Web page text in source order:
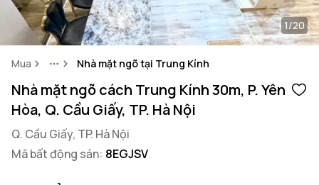
Mua MoreNhà mặt ngõ tại Trung Kính
1/20
Nhà mặt ngõ cách Trung Kính 30m, P. Yên
Hòa, Q. Cầu Giấy, TP. Hà Nội
Q. Cầu Giấy, TP. Hà Nội
Mã bất động sản: 8EGJSV